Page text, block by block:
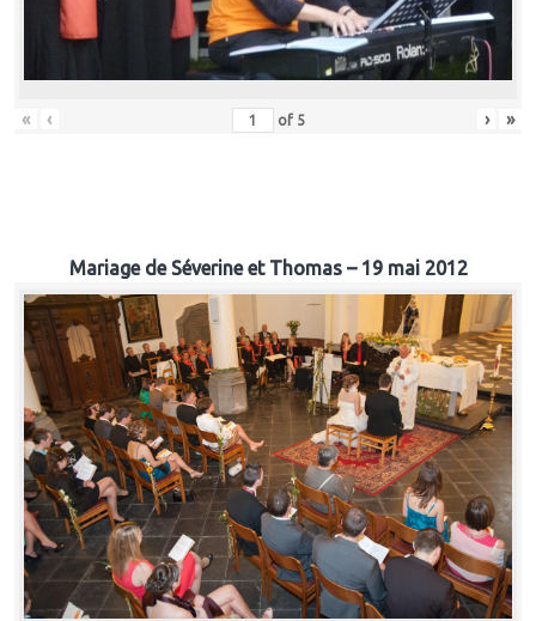
« ‹ of 5 › »
Mariage de Séverine et Thomas – 19 mai 2012